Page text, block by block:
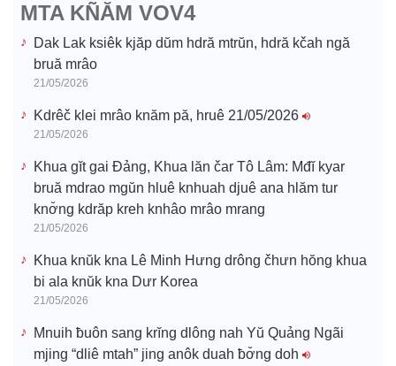
o
MTA KÑĂM VOV4
Dak Lak ksiêk kjăp dŭm hdră mtrŭn, hdră kčah ngă
bruă mrâo
21/05/2026
Kdrêč klei mrâo knăm pă, hruê 21/05/2026
21/05/2026
Khua gĭt gai Đảng, Khua lăn čar Tô Lâm: Mđĭ kyar
bruă mdrao mgŭn hluê knhuah djuê ana hlăm tur
knơ̆ng kdrăp kreh knhâo mrâo mrang
21/05/2026
Khua knŭk kna Lê Minh Hưng drông čhưn hŏng khua
bi ala knŭk kna Dưr Korea
21/05/2026
Mnuih ƀuôn sang krĭng dlông nah Yŭ Quảng Ngãi
mjing “dliê mtah” jing anôk duah ƀơ̆ng doh